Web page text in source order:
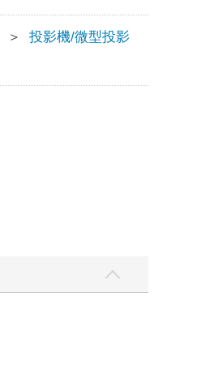
＞ 投影機/微型投影